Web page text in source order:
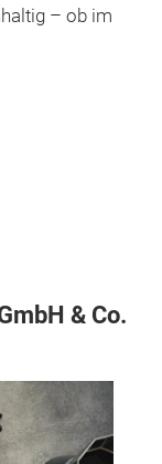
– ob im
& Co.